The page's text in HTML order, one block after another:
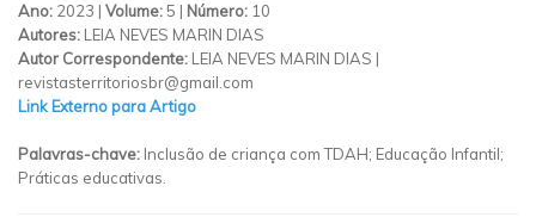
Ano: 2023 | Volume:5 | Número: 10
Autores: LEIA NEVES MARIN DIAS
Autor Correspondente: LEIA NEVES MARIN DIAS |
revistasterritoriosbr@gmail.com
Link Externo para Artigo
Palavras-chave: Inclusão de criança com TDAH; Educação Infantil;
Práticas educativas.